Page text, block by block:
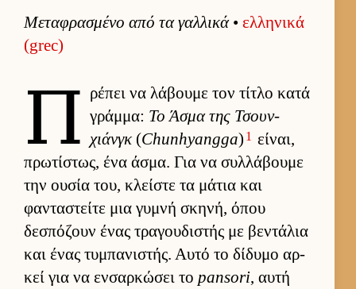
Μεταφρασμένο από τα γαλ­λικά• ελ­ληνικά
(grec)
Π ρέπει να λάβουμε τον τίτλο κατά
γράμ­μα: Το Άσμα της Τσουν­
χιάνγκ(Chunhyangga) 1 εί­ναι,
πρωτίστως, ένα άσμα. Για να συλ­λάβουμε
την ου­σία του, κλεί­στε τα μάτια και
φανταστείτε μια γυμνή σκηνή, όπου
δεσπόζουν ένας τραγου­διστής με βεντάλια
και ένας τυμπανιστής. Αυτό το δίδυμο αρ­
κεί για να εν­σαρ­κώσει το pansori, αυτή